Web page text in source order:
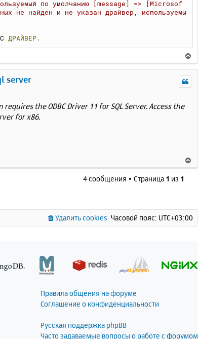
по умолчанию [message] => [Microsof
не найден и не указан драйвер, используемы
ДРАЙВЕР.
е
ч
server
requires the ODBC Driver 11 for SQL Server. Access the
for x86.
е
т
с
а
4 сообщения • Страница 1 из 1
Часовой пояс: UTC+03:00
Удалить cookies
Правила общения на форуме
Соглашение о конфиденциальности
Русская поддержка phpBB
Часто задаваемые вопросы о работе с форумом